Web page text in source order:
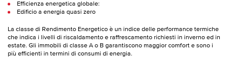
Efficienza energetica globale:
Edificio a energia quasi zero
La classe di Rendimento Energetico è un indice delle performance termiche
che indica i livelli di riscaldamento e raffrescamento richiesti in inverno ed in
estate. Gli immobili di classe A o B garantiscono maggior comfort e sono i
più efficienti in termini di consumi di energia.